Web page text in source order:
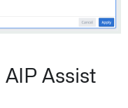
Assist